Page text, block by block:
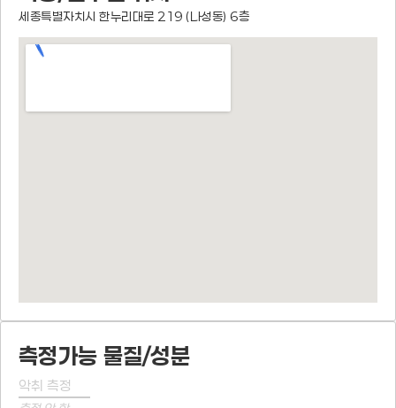
세종특별자치시 한누리대로 219 (나성동) 6층
측정가능 물질/성분
악취 측정